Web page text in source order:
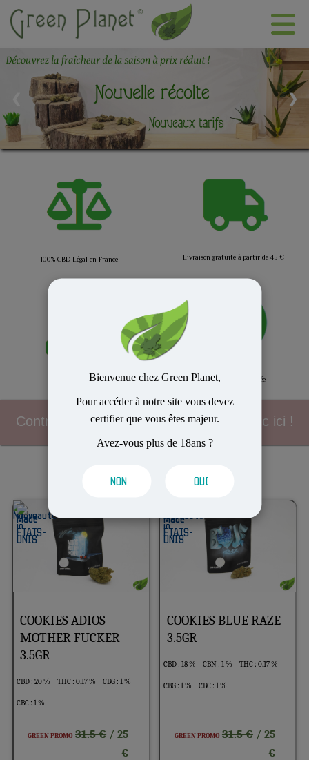
Bienvenue chez Green Planet,
Pour accéder à notre site vous devez
certifier que vous êtes majeur.
Avez-vous plus de 18ans ?
NON OUI
❯
100% CBD Légal en France Livraison gratuite à partir de 45 €
Envoi dans la journée
Contrôle routier, les bonnes pratiques clic ici !
COOKIES ADIOS
MOTHER FUCKER
3.5GR
CBD : 20 % THC : 0.17 % CBG : 1 %
CBC : 1 %
GREEN PROMO 31.5 € / 25
€
COOKIES BLUE RAZE
3.5GR
CBD : 18 % CBN : 1 % THC : 0.17 %
CBG : 1 % CBC : 1 %
GREEN PROMO 31.5 €/ 25
€